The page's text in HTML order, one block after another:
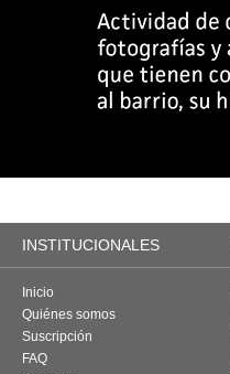
INSTITUCIONALES
Inicio
Quiénes somos
Suscripción
FAQ